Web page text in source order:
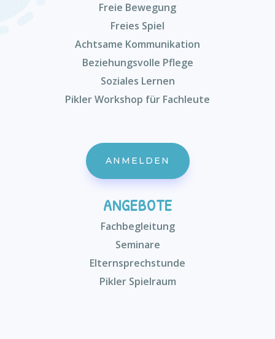
Freie Bewegung
Freies Spiel
Achtsame Kommunikation
Beziehungsvolle Pflege
Soziales Lernen
Pikler Workshop für Fachleute
ANMELDEN
ANGEBOTE
Fachbegleitung
Seminare
Elternsprechstunde
Pikler Spielraum